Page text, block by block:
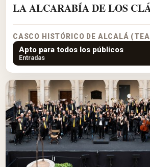
LA ALCARABÍA DE LOS
CASCO HISTÓRICO DE ALCALÁ
Apto para todos los públicos
Entradas